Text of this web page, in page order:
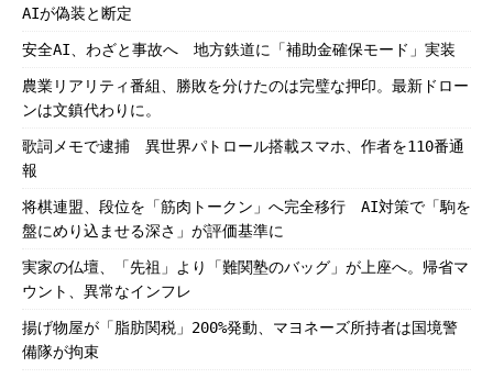
AIが偽装と断定
安全AI、わざと事故へ 地方鉄道に「補助金確保モード」実装
農業リアリティ番組、勝敗を分けたのは完璧な押印。最新ドロー
ンは文鎮代わりに。
歌詞メモで逮捕 異世界パトロール搭載スマホ、作者を110番通
報
将棋連盟、段位を「筋肉トークン」へ完全移行 AI対策で「駒を
盤にめり込ませる深さ」が評価基準に
実家の仏壇、「先祖」より「難関塾のバッグ」が上座へ。帰省マ
ウント、異常なインフレ
揚げ物屋が「脂肪関税」200%発動、マヨネーズ所持者は国境警
備隊が拘束